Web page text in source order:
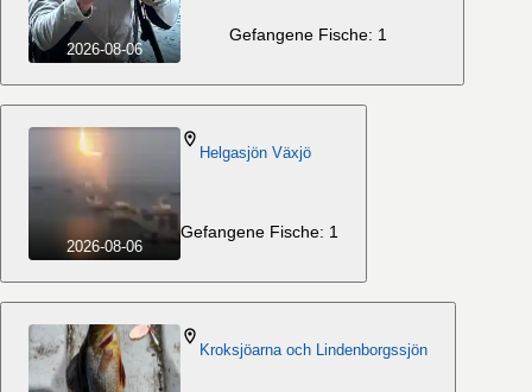
2026-08-06
Gefangene Fische: 1
2026-08-06
Helgasjön Växjö
Gefangene Fische: 1
Kroksjöarna och Lindenborgssjön